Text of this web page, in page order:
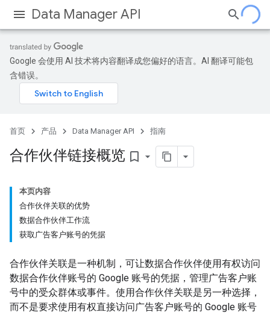
Data Manager API
Google 会使用 AI 技术将内容翻译成您偏好的语言。AI 翻译可能包
含错误。
首页 产品 Data Manager API 指南
合作伙伴链接概览 bookmark_border
本页内容
合作伙伴关联的优势
数据合作伙伴工作流
获取广告客户账号的凭据
合作伙伴关联是一种机制，可让数据合作伙伴使用有权访问
数据合作伙伴账号的 Google 账号的凭据，管理广告客户账
号中的受众群体或事件。使用合作伙伴关联是另一种选择，
而不是要求使用有权直接访问广告客户账号的 Google 账号